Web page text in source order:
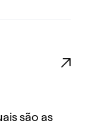
são as